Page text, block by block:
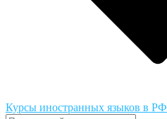
Курсы иностранных языков в РФ